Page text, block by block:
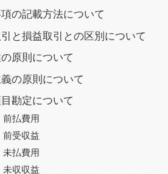
の記載方法について
と損益取引との区別について
原則について
の原則について
勘定について
払費用
受収益
払費用
収収益